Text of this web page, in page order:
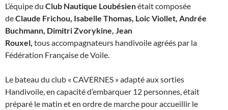
L’équipe du Club Nautique Loubésienétait composée
deClaude Frichou, Isabelle Thomas, Loic Viollet, Andrée
Buchmann, Dimitri Zvorykine, Jean
Rouxel, tous accompagnateurs handivoile agréés par la
Fédération Française de Voile.
Le bateau du club « CAVERNES » adapté aux sorties
Handivoile, en capacité d’embarquer 12 personnes, était
préparé le matin et en ordre de marche pour accueillir le